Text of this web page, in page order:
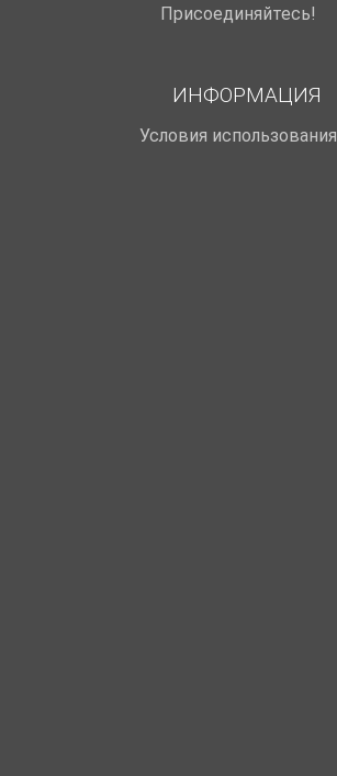
Присоединяйтесь!
ИНФОРМАЦИЯ
Условия использования